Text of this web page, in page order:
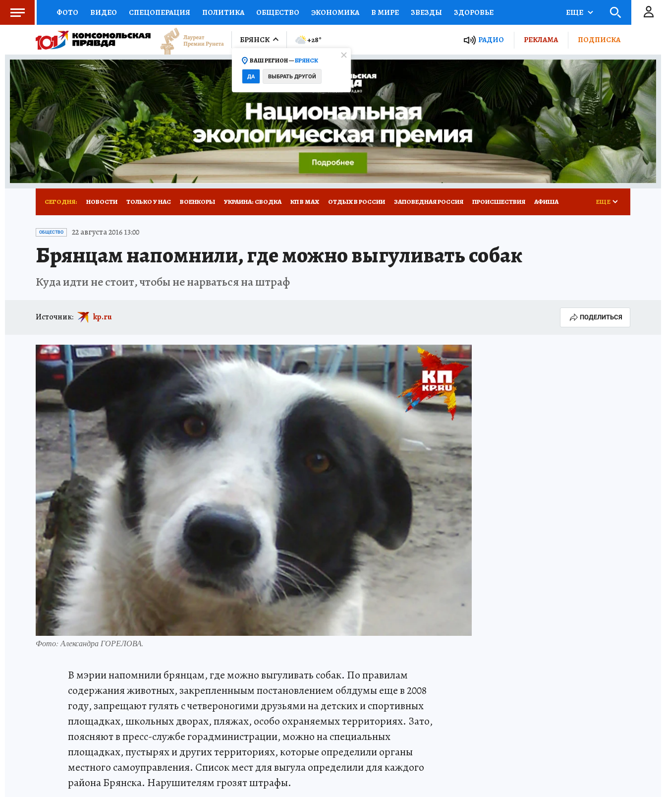
ФОТО ВИДЕО СПЕЦОПЕРАЦИЯ ПОЛИТИКА ОБЩЕСТВО ЭКОНОМИКА В МИРЕ ЗВЕЗДЫ ЗДОРОВЬЕ
СОЦПОДДЕРЖКА НАУКА СПОРТ КОЛУМНИСТЫ ПРОИСШЕСТВИЯ НАЦИОНАЛЬНЫЕ ПРОЕКТЫ РОССИИ
ВЫБОР ЭКСПЕРТОВ ДОКТОР ФИНАНСЫ ОТКРЫВАЕМ МИР Я ЗНАЮ СЕМЬЯ ЖЕНСКИЕ СЕКРЕТЫ ПУТЕВОДИТЕЛЬ
КНИЖНАЯ ПОЛКА ПРОГНОЗЫ НА СПОРТ ПРОМОКОДЫ СЕРИАЛЫ СПЕЦПРОЕКТЫ ДЕФИЦИТ ЖЕЛЕЗА ТУРИЗМ
ПРЕСС-ЦЕНТР НЕДВИЖИМОСТЬ ТЕЛЕВИЗОР КОЛЛЕКЦИИ КОНКУРСЫ РАБОТА У НАС ГИД ПОТРЕБИТЕЛЯ ВСЕ О КП
РАДИО КП РЕКЛАМА ТЕСТЫ НОВОЕ НА САЙТЕ
ЕЩЕ
БРЯНСК
ВАШ РЕГИОН —БРЯНСК
ДА ВЫБРАТЬ ДРУГОЙ
+28° РАДИО РЕКЛАМА ПОДПИСКА
СЕГОДНЯ: НОВОСТИ ТОЛЬКО У НАС ВОЕНКОРЫ УКРАИНА: СВОДКА КП В МАХ ОТДЫХ В РОССИИ ЗАПОВЕДНАЯ РОССИЯ ПРОИСШЕСТВИЯ АФИША
ИСПЫТАНО НА СЕБЕ
ЕЩЕ
ОБЩЕСТВО 22 августа 2016 13:00
Брянцам напомнили, где можно выгуливать собак
Куда идти не стоит, чтобы не нарваться на штраф
Источник: kp.ru ПОДЕЛИТЬСЯ
Фото: Александра ГОРЕЛОВА.
В мэрии напомнили брянцам, где можно выгуливать собак. По правилам
содержания животных, закрепленныым постановлением облдумы еще в 2008
году, запрещают гулять с четвероногими друзьями на детских и спортивных
площадках, школьных дворах, пляжах, особо охраняемых территориях. Зато,
поясняют в пресс-службе горадминистрации, можно на специальных
площадках, пустырях и других территориях, которые определили органы
местного самоуправления. Список мест для выгула определили для каждого
района Брянска. Нарушителям грозят штрафы.